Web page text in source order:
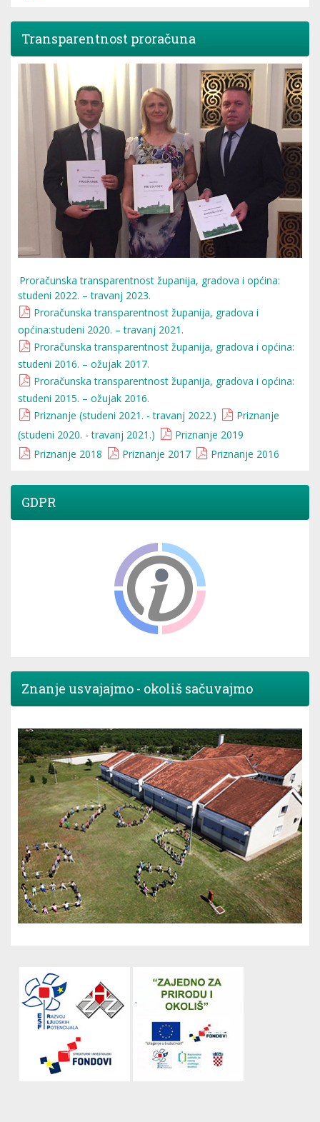
Transparentnost proračuna
Proračunska transparentnost županija, gradova i općina:
studeni 2022. – travanj 2023.
Proračunska transparentnost županija, gradova i
općina:studeni 2020. – travanj 2021.
Proračunska transparentnost županija, gradova i općina:
studeni 2016. – ožujak 2017.
Proračunska transparentnost županija, gradova i općina:
studeni 2015. – ožujak 2016.
Priznanje (studeni 2021. - travanj 2022.)
Priznanje
(studeni 2020. - travanj 2021.)
Priznanje 2019
Priznanje 2018
Priznanje 2017 Priznanje 2016
GDPR
Znanje usvajajmo - okoliš sačuvajmo